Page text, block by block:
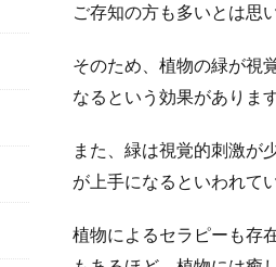
ご存知の方も多いとは思
そのため、植物の緑が視
なるという効果があります
また、緑は視覚的刺激が
が上手になるといわれて
植物によるセラピーも存